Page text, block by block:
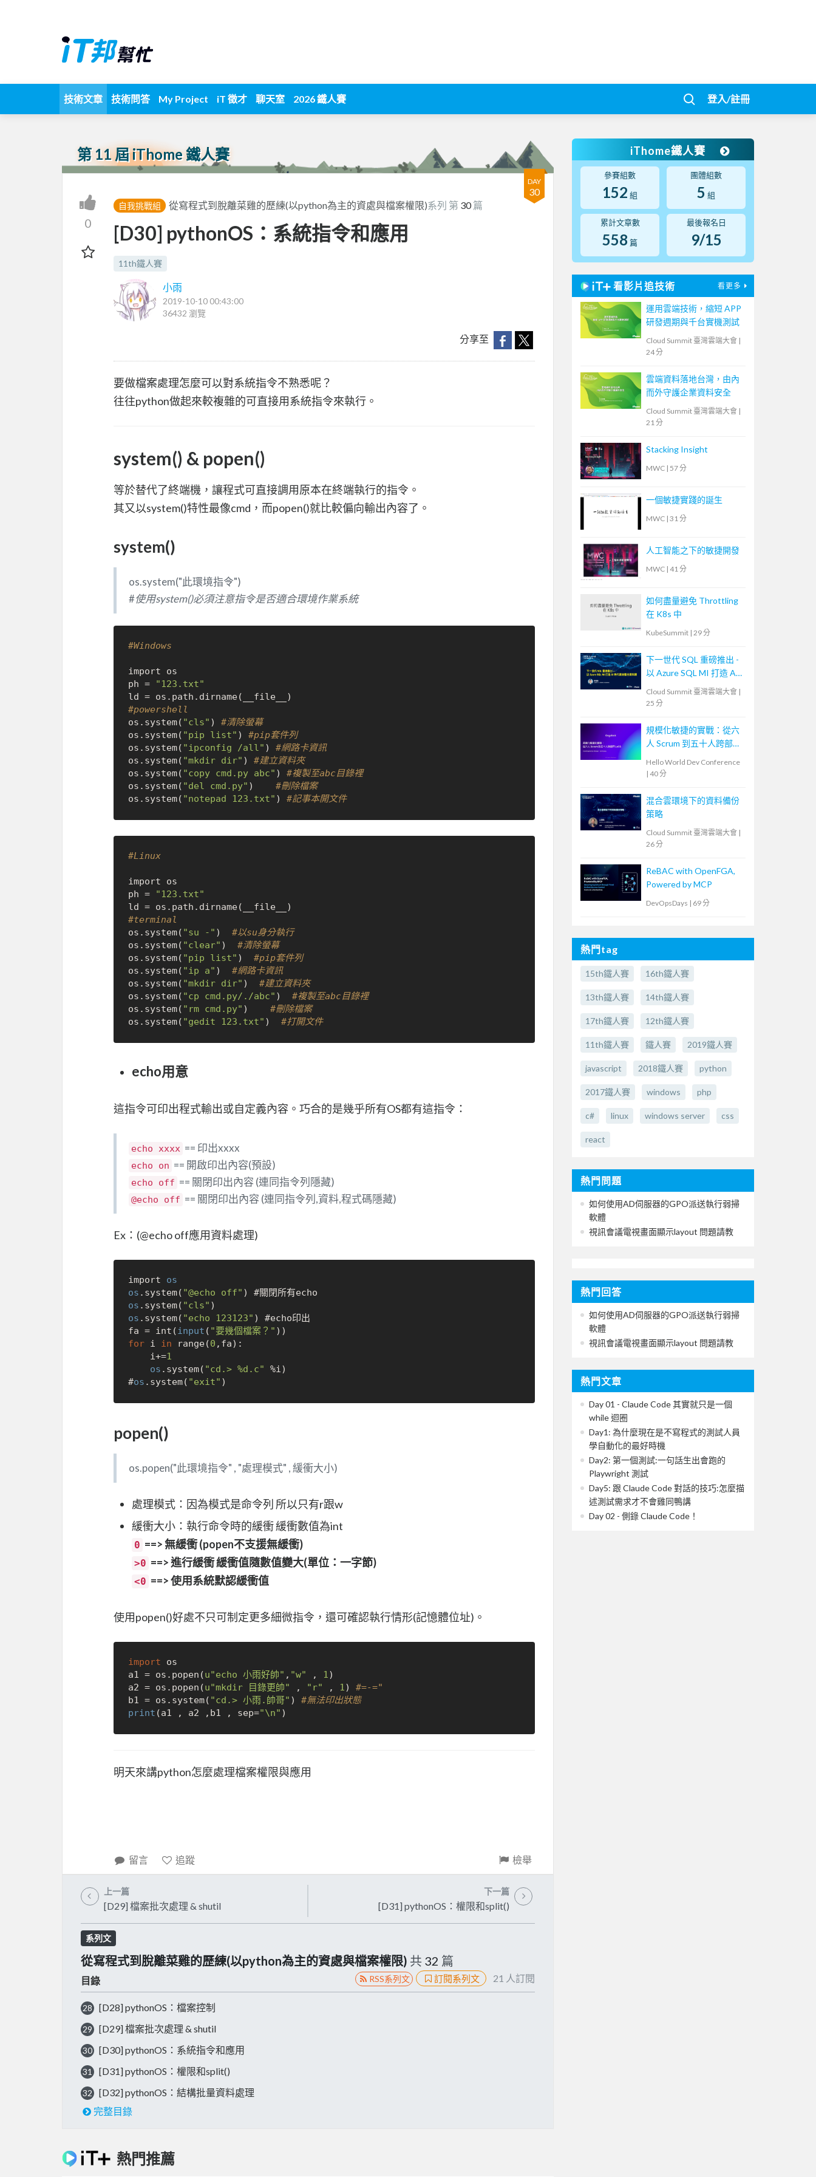
技術文章 技術問答 My Project iT 徵才 聊天室 2026 鐵人賽 登入/註冊
第 11 屆 iThome 鐵人賽
DAY
30
0
自我挑戰組 從寫程式到脫離菜雞的歷練(以python為主的資處與檔案權限)系列 第 30篇
[D30] pythonOS：系統指令和應用
11th鐵人賽
小雨
2019-10-10 00:43:00
36432 瀏覽
分享至
要做檔案處理怎麼可以對系統指令不熟悉呢？
往往python做起來較複雜的可直接用系統指令來執行。
system() & popen()
等於替代了終端機，讓程式可直接調用原本在終端執行的指令。
其又以system()特性最像cmd，而popen()就比較偏向輸出內容了。
system()
os.system("此環境指令")
#使用system()必須注意指令是否適合環境作業系統
#Windows
import os
ph =
"123.txt"
#powershell
os.system( "cls" ) #清除螢幕
os.system( "pip list" ) #pip套件列
os.system( "ipconfig /all" ) #網路卡資訊
os.system( "mkdir dir" ) #建立資料夾
os.system( "copy cmd.py abc" ) #複製至abc目錄裡
os.system( "del cmd.py" ) #刪除檔案
os.system( "notepad 123.txt" ) #記事本開文件
#Linux
import os
ph =
"123.txt"
#terminal
os.system( "su -" ) #以su身分執行
os.system( "clear" ) #清除螢幕
os.system( "pip list" ) #pip套件列
os.system( "ip a" ) #網路卡資訊
os.system( "mkdir dir" ) #建立資料夾
os.system( "cp cmd.py/./abc" ) #複製至abc目錄裡
os.system( "rm cmd.py" ) #刪除檔案
os.system( "gedit 123.txt" ) #打開文件
echo用意
這指令可印出程式輸出或自定義內容。巧合的是幾乎所有OS都有這指令：
echo xxxx == 印出xxxx
echo on == 開啟印出內容(預設)
echo off == 關閉印出內容 (連同指令列隱藏)
@echo off == 關閉印出內容 (連同指令列,資料,程式碼隱藏)
Ex：(@echo off應用資料處理)
import os
os .system( "@echo off"
os .system( "cls"
os .system( "echo 123123" ) #echo印出
fa = int(input ( "要幾個檔案？"
for i in range(0 ,fa):
    i+=
1
os .system( "cd.> %d.c" %i)
#os .system( "exit"
popen()
os.popen("此環境指令" , "處理模式" , 緩衝大小)
處理模式：因為模式是命令列 所以只有r跟w
緩衝大小：執行命令時的緩衝 緩衝數值為int
0 ==> 無緩衝 (popen不支援無緩衝)
>0 ==> 進行緩衝 緩衝值隨數值變大(單位：一字節)
<0 ==> 使用系統默認緩衝值
使用popen()好處不只可制定更多細微指令，還可確認執行情形(記憶體位址)。
import os
a1 = os.popen(u"echo 小雨好帥" , "w" , 1)
a2 = os.popen(u"mkdir 目錄更帥" , "r" , 1) #=-="
b1 = os.system( "cd.> 小雨.帥哥" ) #無法印出狀態
print (a1 , a2 ,b1 , sep="\n"
明天來講python怎麼處理檔案權限與應用
留言 追蹤 檢舉
上一篇
[D29] 檔案批次處理 & shutil
下一篇
[D31] pythonOS：權限和split()
系列文
從寫程式到脫離菜雞的歷練(以python為主的資處與檔案權限) 共 32 篇
目錄 RSS系列文 訂閱系列文 21 人訂閱
28 [D28] pythonOS：檔案控制
29 [D29] 檔案批次處理 & shutil
30 [D30] pythonOS：系統指令和應用
31 [D31] pythonOS：權限和split()
32
[D32] pythonOS：結構批量資料處理
完整目錄
熱門推薦
iThome鐵人賽
參賽組數
152 組
團體組數
5 組
累計文章數
558 篇
最後報名日
9/15
看影片追技術 看更多
運用雲端技術，縮短 APP
研發週期與千台實機測試
Cloud Summit 臺灣雲端大會 |
24 分
雲端資料落地台灣，由內
而外守護企業資料安全
Cloud Summit 臺灣雲端大會 |
21 分
Stacking Insight
MWC | 57 分
一個敏捷實踐的誕生
MWC | 31 分
人工智能之下的敏捷開發
MWC | 41 分
如何盡量避免 Throttling
在 K8s 中
KubeSummit | 29 分
下一世代 SQL 重磅推出 -
以 Azure SQL MI 打造 AI
時代雲地整合資料庫
Cloud Summit 臺灣雲端大會 |
25 分
規模化敏捷的實戰：從六
人 Scrum 到五十人跨部門
Hello World Dev Conference
| 40 分
混合雲環境下的資料備份
策略
Cloud Summit 臺灣雲端大會 |
26 分
ReBAC with OpenFGA,
Powered by MCP
DevOpsDays | 69 分
熱門tag
15th鐵人賽 16th鐵人賽
13th鐵人賽 14th鐵人賽
17th鐵人賽 12th鐵人賽
11th鐵人賽 鐵人賽 2019鐵人賽
javascript 2018鐵人賽 python
2017鐵人賽 windows php
c# linux windows server css
react
熱門問題
如何使用AD伺服器的GPO派送執行弱掃
軟體
視訊會議電視畫面顯示layout 問題請教
熱門回答
如何使用AD伺服器的GPO派送執行弱掃
軟體
視訊會議電視畫面顯示layout 問題請教
熱門文章
Day 01 - Claude Code 其實就只是一個
while 迴圈
Day1: 為什麼現在是不寫程式的測試人員
學自動化的最好時機
Day2: 第一個測試:一句話生出會跑的
Playwright 測試
Day5: 跟 Claude Code 對話的技巧:怎麼描
述測試需求才不會雞同鴨講
Day 02 - 側錄 Claude Code！